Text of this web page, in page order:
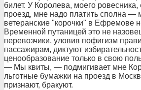
билет. У Королева, моего ровесника,
проезд, мне надо платить сполна —
ветеранские "корочки" в Ефремове
Временной путаницей это не
перевозчики, уловив пофигизм
пассажирам, диктуют
ценообразование только в свою
— Мы квиты, — подмигивает мне
льготные бумажки на проезд в
признают, бракуют.